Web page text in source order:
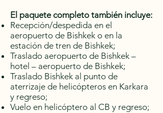
El paquete completo también incluye:
Recepción/despedida en el
aeropuerto de Bishkek o en la
estación de tren de Bishkek;
Traslado aeropuerto de Bishkek –
hotel – aeropuerto de Bishkek;
Traslado Bishkek al punto de
aterrizaje de helicópteros en Karkara
y regreso;
Vuelo en helicóptero al CB y regreso;